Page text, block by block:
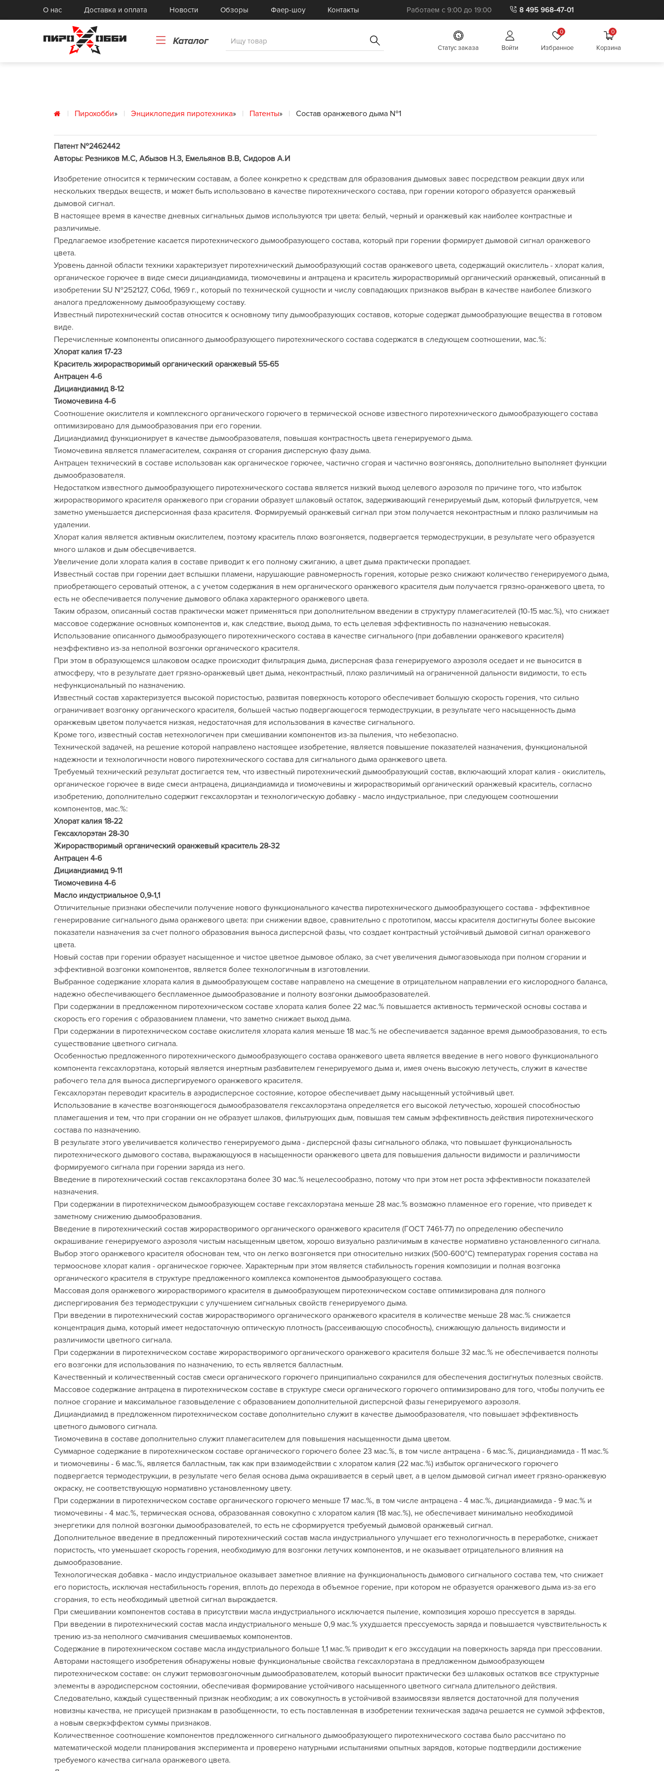
О нас Доставка и оплата Новости Обзоры Фаер-шоу Контакты Работаем с 9:00 до 19:00 8 495 968-47-01
Каталог
Cтатус заказа Войти
0
Избранное
0
Корзина
Реактивы
Книги
Картонные и бумажные изделия
Токарные изделия, прессформы
Комплектующие
Готовые комплекты
спецэффектов
Товары для Фаер-шоу
Реквизит для Фаер-шоу
Распродажа
Бытовая пиротехника
Пирохобби» Энциклопедия пиротехника» Патенты» Состав оранжевого дыма №1
Патент №2462442
Авторы: Резников М.С, Абызов Н.З, Емельянов В.В, Сидоров А.И
Изобретение относится к термическим составам, а более конкретно к средствам для образования дымовых завес посредством реакции двух или
нескольких твердых веществ, и может быть использовано в качестве пиротехнического состава, при горении которого образуется оранжевый
дымовой сигнал.
В настоящее время в качестве дневных сигнальных дымов используются три цвета: белый, черный и оранжевый как наиболее контрастные и
различимые.
Предлагаемое изобретение касается пиротехнического дымообразующего состава, который при горении формирует дымовой сигнал оранжевого
цвета.
Уровень данной области техники характеризует пиротехнический дымообразующий состав оранжевого цвета, содержащий окислитель - хлорат калия,
органическое горючее в виде смеси дициандиамида, тиомочевины и антрацена и краситель жирорастворимый органический оранжевый, описанный в
изобретении SU №252127, С06d, 1969 г., который по технической сущности и числу совпадающих признаков выбран в качестве наиболее близкого
аналога предложенному дымообразующему составу.
Известный пиротехнический состав относится к основному типу дымообразующих составов, которые содержат дымообразующие вещества в готовом
виде.
Перечисленные компоненты описанного дымообразующего пиротехнического состава содержатся в следующем соотношении, мас.%:
Хлорат калия 17-23
Краситель жирорастворимый органический оранжевый 55-65
Антрацен 4-6
Дициандиамид 8-12
Тиомочевина 4-6
Соотношение окислителя и комплексного органического горючего в термической основе известного пиротехнического дымообразующего состава
оптимизировано для дымообразования при его горении.
Дициандиамид функционирует в качестве дымообразователя, повышая контрастность цвета генерируемого дыма.
Тиомочевина является пламегасителем, сохраняя от сгорания дисперсную фазу дыма.
Антрацен технический в составе использован как органическое горючее, частично сгорая и частично возгоняясь, дополнительно выполняет функции
дымообразователя.
Недостатком известного дымообразующего пиротехнического состава является низкий выход целевого аэрозоля по причине того, что избыток
жирорастворимого красителя оранжевого при сгорании образует шлаковый остаток, задерживающий генерируемый дым, который фильтруется, чем
заметно уменьшается дисперсионная фаза красителя. Формируемый оранжевый сигнал при этом получается неконтрастным и плохо различимым на
удалении.
Хлорат калия является активным окислителем, поэтому краситель плохо возгоняется, подвергается термодеструкции, в результате чего образуется
много шлаков и дым обесцвечивается.
Увеличение доли хлората калия в составе приводит к его полному сжиганию, а цвет дыма практически пропадает.
Известный состав при горении дает вспышки пламени, нарушающие равномерность горения, которые резко снижают количество генерируемого дыма,
приобретающего сероватый оттенок, а с учетом содержания в нем органического оранжевого красителя дым получается грязно-оранжевого цвета, то
есть не обеспечивается получение дымового облака характерного оранжевого цвета.
Таким образом, описанный состав практически может применяться при дополнительном введении в структуру пламегасителей (10-15 мас.%), что снижает
массовое содержание основных компонентов и, как следствие, выход дыма, то есть целевая эффективность по назначению невысокая.
Использование описанного дымообразующего пиротехнического состава в качестве сигнального (при добавлении оранжевого красителя)
неэффективно из-за неполной возгонки органического красителя.
При этом в образующемся шлаковом осадке происходит фильтрация дыма, дисперсная фаза генерируемого аэрозоля оседает и не выносится в
атмосферу, что в результате дает грязно-оранжевый цвет дыма, неконтрастный, плохо различимый на ограниченной дальности видимости, то есть
нефункциональный по назначению.
Известный состав характеризуется высокой пористостью, развитая поверхность которого обеспечивает большую скорость горения, что сильно
ограничивает возгонку органического красителя, большей частью подвергающегося термодеструкции, в результате чего насыщенность дыма
оранжевым цветом получается низкая, недостаточная для использования в качестве сигнального.
Кроме того, известный состав нетехнологичен при смешивании компонентов из-за пыления, что небезопасно.
Технической задачей, на решение которой направлено настоящее изобретение, является повышение показателей назначения, функциональной
надежности и технологичности нового пиротехнического состава для сигнального дыма оранжевого цвета.
Требуемый технический результат достигается тем, что известный пиротехнический дымообразующий состав, включающий хлорат калия - окислитель,
органическое горючее в виде смеси антрацена, дициандиамида и тиомочевины и жирорастворимый органический оранжевый краситель, согласно
изобретению, дополнительно содержит гексахлорэтан и технологическую добавку - масло индустриальное, при следующем соотношении
компонентов, мас.%:
Хлорат калия 18-22
Гексахлорэтан 28-30
Жирорастворимый органический оранжевый краситель 28-32
Антрацен 4-6
Дициандиамид 9-11
Тиомочевина 4-6
Масло индустриальное 0,9-1,1
Отличительные признаки обеспечили получение нового функционального качества пиротехнического дымообразующего состава - эффективное
генерирование сигнального дыма оранжевого цвета: при снижении вдвое, сравнительно с прототипом, массы красителя достигнуты более высокие
показатели назначения за счет полного образования выноса дисперсной фазы, что создает контрастный устойчивый дымовой сигнал оранжевого
цвета.
Новый состав при горении образует насыщенное и чистое цветное дымовое облако, за счет увеличения дымогазовыхода при полном сгорании и
эффективной возгонки компонентов, является более технологичным в изготовлении.
Выбранное содержание хлората калия в дымообразующем составе направлено на смещение в отрицательном направлении его кислородного баланса,
надежно обеспечивающего беспламенное дымообразование и полноту возгонки дымообразователей.
При содержании в предложенном пиротехническом составе хлората калия более 22 мас.% повышается активность термической основы состава и
скорость его горения с образованием пламени, что заметно снижает выход дыма.
При содержании в пиротехническом составе окислителя хлората калия меньше 18 мас.% не обеспечивается заданное время дымообразования, то есть
существование цветного сигнала.
Особенностью предложенного пиротехнического дымообразующего состава оранжевого цвета является введение в него нового функционального
компонента гексахлорэтана, который является инертным разбавителем генерируемого дыма и, имея очень высокую летучесть, служит в качестве
рабочего тела для выноса диспергируемого оранжевого красителя.
Гексахлорэтан переводит краситель в аэродисперсное состояние, которое обеспечивает дыму насыщенный устойчивый цвет.
Использование в качестве возгоняющегося дымообразователя гексахлорэтана определяется его высокой летучестью, хорошей способностью
пламегашения и тем, что при сгорании он не образует шлаков, фильтрующих дым, повышая тем самым эффективность действия пиротехнического
состава по назначению.
В результате этого увеличивается количество генерируемого дыма - дисперсной фазы сигнального облака, что повышает функциональность
пиротехнического дымового состава, выражающуюся в насыщенности оранжевого цвета для повышения дальности видимости и различимости
формируемого сигнала при горении заряда из него.
Введение в пиротехнический состав гексахлорэтана более 30 мас.% нецелесообразно, потому что при этом нет роста эффективности показателей
назначения.
При содержании в пиротехническом дымообразующем составе гексахлорэтана меньше 28 мас.% возможно пламенное его горение, что приведет к
заметному снижению дымообразования.
Введение в пиротехнический состав жирорастворимого органического оранжевого красителя (ГОСТ 7461-77) по определению обеспечило
окрашивание генерируемого аэрозоля чистым насыщенным цветом, хорошо визуально различимым в качестве нормативно установленного сигнала.
Выбор этого оранжевого красителя обоснован тем, что он легко возгоняется при относительно низких (500-600°С) температурах горения состава на
термооснове хлорат калия - органическое горючее. Характерным при этом является стабильность горения композиции и полная возгонка
органического красителя в структуре предложенного комплекса компонентов дымообразующего состава.
Массовая доля оранжевого жирорастворимого красителя в дымообразующем пиротехническом составе оптимизирована для полного
диспергирования без термодеструкции с улучшением сигнальных свойств генерируемого дыма.
При введении в пиротехнический состав жирорастворимого органического оранжевого красителя в количестве меньше 28 мас.% снижается
концентрация дыма, который имеет недостаточную оптическую плотность (рассеивающую способность), снижающую дальность видимости и
различимости цветного сигнала.
При содержании в пиротехническом составе жирорастворимого органического оранжевого красителя больше 32 мас.% не обеспечивается полноты
его возгонки для использования по назначению, то есть является балластным.
Качественный и количественный состав смеси органического горючего принципиально сохранился для обеспечения достигнутых полезных свойств.
Массовое содержание антрацена в пиротехническом составе в структуре смеси органического горючего оптимизировано для того, чтобы получить ее
полное сгорание и максимальное газовыделение с образованием дополнительной дисперсной фазы генерируемого аэрозоля.
Дициандиамид в предложенном пиротехническом составе дополнительно служит в качестве дымообразователя, что повышает эффективность
цветного дымового сигнала.
Тиомочевина в составе дополнительно служит пламегасителем для повышения насыщенности дыма цветом.
Суммарное содержание в пиротехническом составе органического горючего более 23 мас.%, в том числе антрацена - 6 мас.%, дициандиамида - 11 мас.%
и тиомочевины - 6 мас.%, является балластным, так как при взаимодействии с хлоратом калия (22 мас.%) избыток органического горючего
подвергается термодеструкции, в результате чего белая основа дыма окрашивается в серый цвет, а в целом дымовой сигнал имеет грязно-оранжевую
окраску, не соответствующую нормативно установленному цвету.
При содержании в пиротехническом составе органического горючего меньше 17 мас.%, в том числе антрацена - 4 мас.%, дициандиамида - 9 мас.% и
тиомочевины - 4 мас.%, термическая основа, образованная совокупно с хлоратом калия (18 мас.%), не обеспечивает минимально необходимой
энергетики для полной возгонки дымообразователей, то есть не сформируется требуемый дымовой оранжевый сигнал.
Дополнительное введение в предложенный пиротехнический состав масла индустриального улучшает его технологичность в переработке, снижает
пористость, что уменьшает скорость горения, необходимую для возгонки летучих компонентов, и не оказывает отрицательного влияния на
дымообразование.
Технологическая добавка - масло индустриальное оказывает заметное влияние на функциональность дымового сигнального состава тем, что снижает
его пористость, исключая нестабильность горения, вплоть до перехода в объемное горение, при котором не образуется оранжевого дыма из-за его
сгорания, то есть необходимый цветной сигнал вырождается.
При смешивании компонентов состава в присутствии масла индустриального исключается пыление, композиция хорошо прессуется в заряды.
При введении в пиротехнический состав масла индустриального меньше 0,9 мас.% ухудшается прессуемость заряда и повышается чувствительность к
трению из-за неполного смачивания смешиваемых компонентов.
Содержание в пиротехническом составе масла индустриального больше 1,1 мас.% приводит к его экссудации на поверхность заряда при прессовании.
Авторами настоящего изобретения обнаружены новые функциональные свойства гексахлорэтана в предложенном дымообразующем
пиротехническом составе: он служит термовозгоночным дымообразователем, который выносит практически без шлаковых остатков все структурные
элементы в аэродисперсном состоянии, обеспечивая формирование устойчивого насыщенного цветного сигнала длительного действия.
Следовательно, каждый существенный признак необходим; а их совокупность в устойчивой взаимосвязи является достаточной для получения
новизны качества, не присущей признакам в разобщенности, то есть поставленная в изобретении техническая задача решается не суммой эффектов,
а новым сверхэффектом суммы признаков.
Количественное соотношение компонентов предложенного сигнального дымообразующего пиротехнического состава было рассчитано по
математической модели планирования эксперимента и проверено натурными испытаниями опытных зарядов, которые подтвердили достижение
требуемого качества сигнала оранжевого цвета.